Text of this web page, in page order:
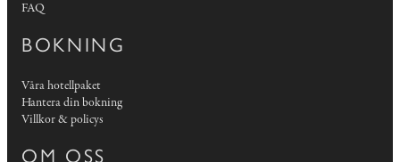
FAQ
BOKNING
Våra hotellpaket
Hantera din bokning
Villkor & policys
OM OSS